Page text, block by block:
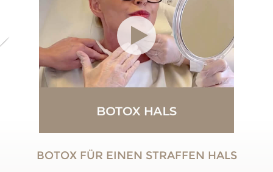
BOTOX FÜR EINEN STRAFFEN HALS